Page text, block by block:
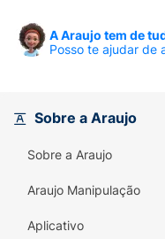
Modo de usar:
A Araujo tem de
Posso te ajudar de
Sobre a Araujo
Sobre a Araujo
Araujo Manipulação
Aplicativo